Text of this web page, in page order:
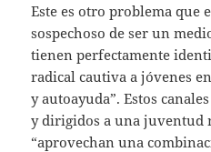
Este es otro problema que
sospechoso de ser un
tienen perfectamente
radical cautiva a jóvenes
y autoayuda”. Estos
y dirigidos a una juventud
“aprovechan una